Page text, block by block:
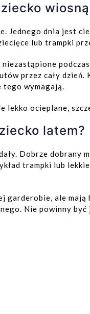
Jednego dnia jest
lub trampki
przez cały
tego wymagają.
lekko ocieplane,
latem?
Dobrze dobrany
trampki lub
garderobie, ale
Nie powinny